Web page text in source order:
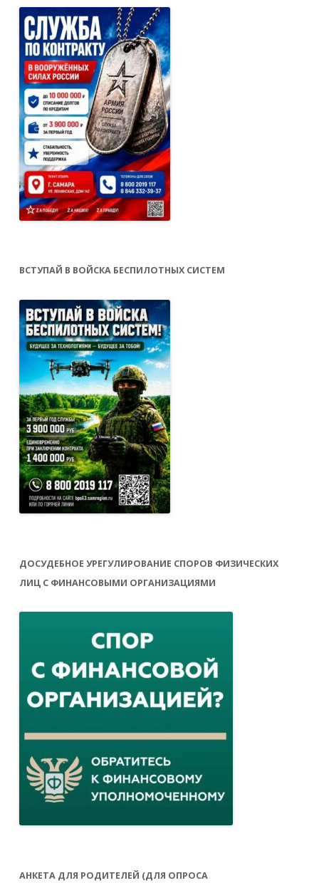
ВСТУПАЙ В ВОЙСКА БЕСПИЛОТНЫХ СИСТЕМ
ДОСУДЕБНОЕ УРЕГУЛИРОВАНИЕ СПОРОВ ФИЗИЧЕСКИХ
ЛИЦ С ФИНАНСОВЫМИ ОРГАНИЗАЦИЯМИ
АНКЕТА ДЛЯ РОДИТЕЛЕЙ (ДЛЯ ОПРОСА